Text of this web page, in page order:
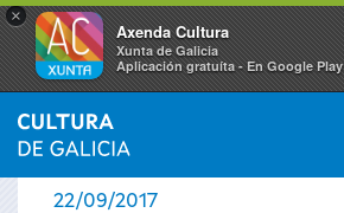
×
Axenda Cultura
Xunta de Galicia
Aplicación gratuíta - En Google Play
Vostede
INICIO › ACTUALIDADE
22/09/2017